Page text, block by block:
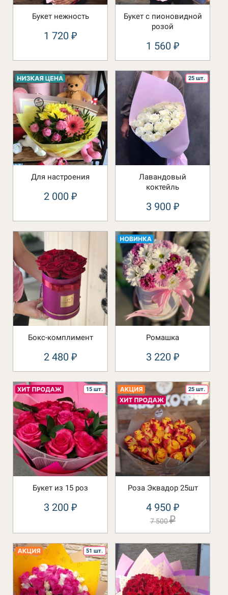
Букет нежность
1 720 ₽
Букет с пионовидной
розой
1 560 ₽
Для настроения
2 000 ₽
25 шт.
Лавандовый
коктейль
3 900 ₽
Бокс-комплимент
2 480 ₽
Ромашка
3 220 ₽
15 шт.
Букет из 15 роз
3 200 ₽
25 шт.
Роза Эквадор 25шт
4 950 ₽
7 500₽
51 шт.